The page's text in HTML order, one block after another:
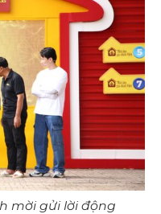
mời gửi lời động